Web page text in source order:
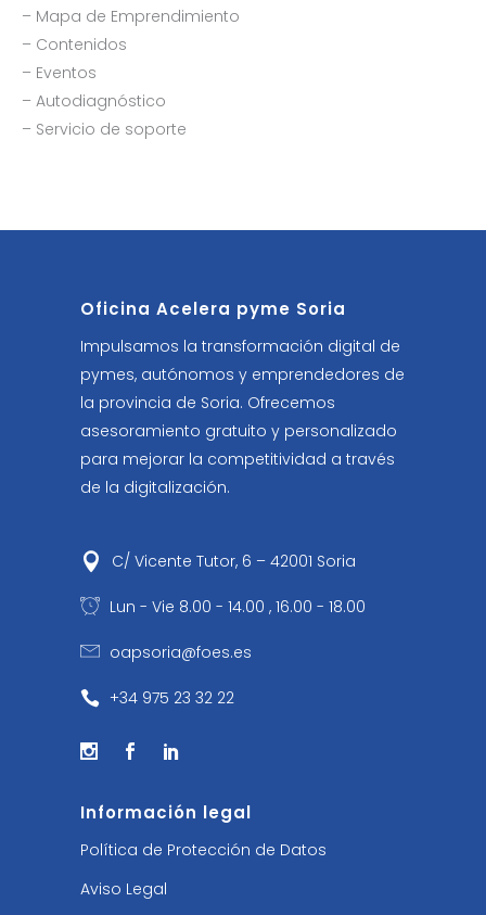
– Mapa de Emprendimiento
– Contenidos
– Eventos
– Autodiagnóstico
– Servicio de soporte
Oficina Acelera pyme Soria
Impulsamos la transformación digital de
pymes, autónomos y emprendedores de
la provincia de Soria. Ofrecemos
asesoramiento gratuito y personalizado
para mejorar la competitividad a través
de la digitalización.
C/ Vicente Tutor, 6 – 42001 Soria
Lun - Vie 8.00 - 14.00 , 16.00 - 18.00
oapsoria@foes.es
+34 975 23 32 22
Información legal
Política de Protección de Datos
Aviso Legal